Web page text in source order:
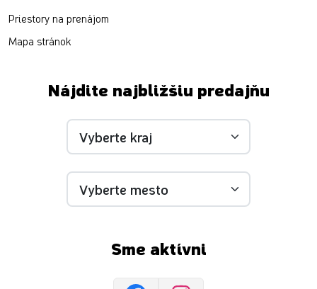
Priestory na prenájom
Mapa stránok
Nájdite najbližšiu predajňu
Sme aktívni